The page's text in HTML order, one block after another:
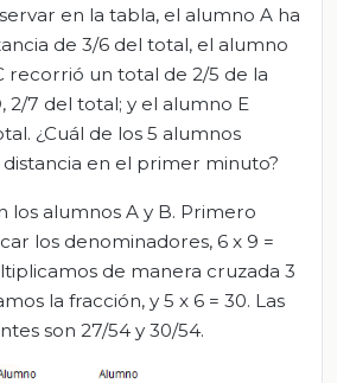
en la tabla, el alumno A ha
de 3/6 del total, el alumno
recorrió un total de 2/5 de la
2/7 del total; y el alumno E
¿Cuál de los 5 alumnos
en el primer minuto?
los alumnos A y B. Primero
los denominadores, 6 x 9 =
de manera cruzada 3
la fracción, y 5 x 6 = 30. Las
son 27/54 y 30/54.